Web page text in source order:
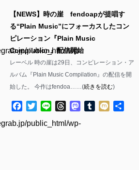
public_html/wp-
public_html/wp-
【NEWS】時の崖 fendoapが提唱す
る“Plain Music”にフォーカスしたコン
ピレーション『Plain Music
Compilation』配信開始
レーベル 時の崖は29日、コンピレーション・ア
ルバム『Plain Music Compilation』の配信を開
始した。 今作はfendoa……(続きを読む)
Facebook
TwitterLine ThreadsMastodon
Tumblr
Mixi